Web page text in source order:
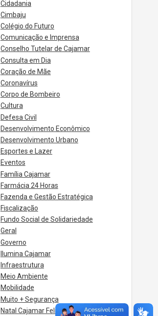
Cidadania
Cimbaju
Colégio do Futuro
Comunicação e Imprensa
Conselho Tutelar de Cajamar
Consulta em Dia
Coração de Mãe
Coronavírus
Corpo de Bombeiro
Cultura
Defesa Civil
Desenvolvimento Econômico
Desenvolvimento Urbano
Esportes e Lazer
Eventos
Família Cajamar
Farmácia 24 Horas
Fazenda e Gestão Estratégica
Fiscalização
Fundo Social de Solidariedade
Geral
Governo
Ilumina Cajamar
Infraestrutura
Meio Ambiente
Mobilidade
Muito + Segurança
Natal Cajamar Feliz